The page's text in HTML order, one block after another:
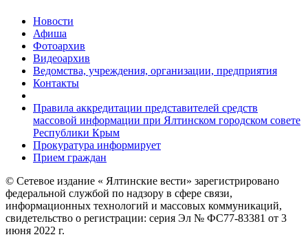
Новости
Афиша
Фотоархив
Видеоархив
Ведомства, учреждения, организации, предприятия
Контакты
Правила аккредитации представителей средств
массовой информации при Ялтинском городском совете
Республики Крым
Прокуратура информирует
Прием граждан
© Сетевое издание « Ялтинские вести» зарегистрировано
федеральной службой по надзору в сфере связи,
информационных технологий и массовых коммуникаций,
свидетельство о регистрации: серия Эл № ФС77-83381 от 3
июня 2022 г.